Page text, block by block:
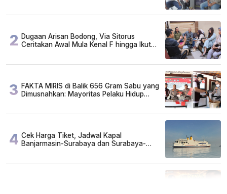
2 Dugaan Arisan Bodong, Via Sitorus
Ceritakan Awal Mula Kenal F hingga Ikut
3 FAKTA MIRIS di Balik 656 Gram Sabu yang
Dimusnahkan: Mayoritas Pelaku Hidup
4 Cek Harga Tiket, Jadwal Kapal
Banjarmasin-Surabaya dan Surabaya-